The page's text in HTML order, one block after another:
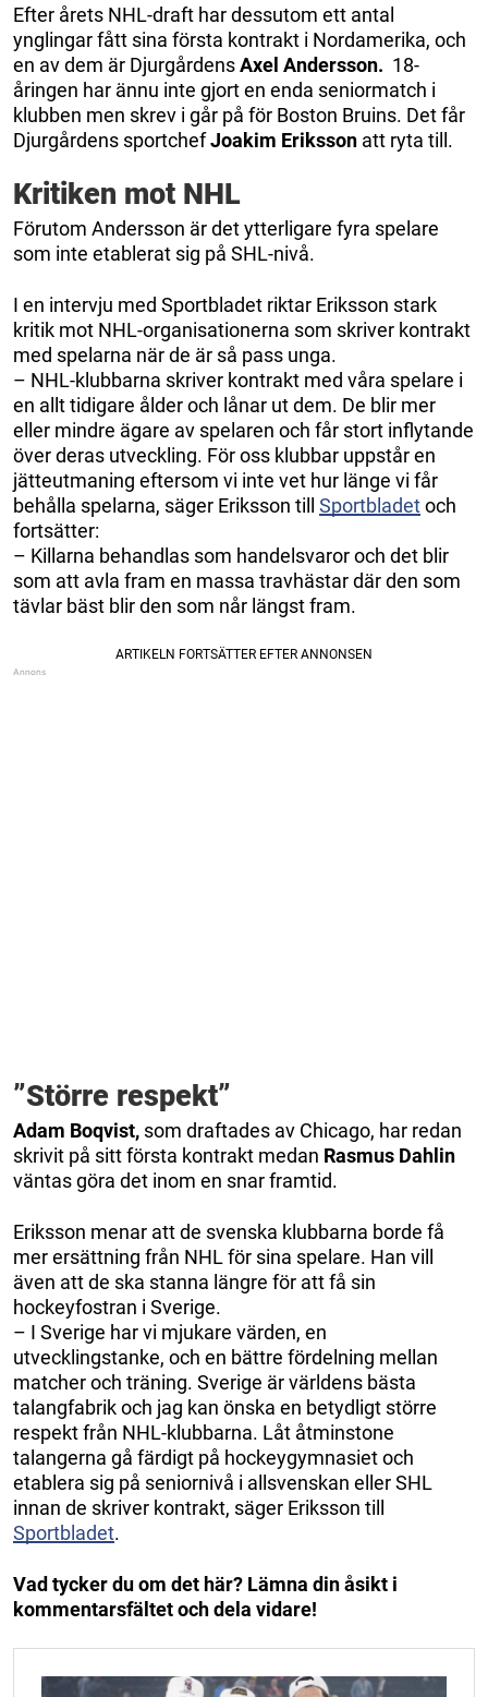
Efter årets NHL-draft har dessutom ett antal
ynglingar fått sina första kontrakt i Nordamerika, och
en av dem är DjurgårdensAxel Andersson. 18-
åringen har ännu inte gjort en enda seniormatch i
klubben men skrev i går på för Boston Bruins. Det får
Djurgårdens sportchefJoakim Eriksson att ryta till.
Kritiken mot NHL
Förutom Andersson är det ytterligare fyra spelare
som inte etablerat sig på SHL-nivå.
I en intervju med Sportbladet riktar Eriksson stark
kritik mot NHL-organisationerna som skriver kontrakt
med spelarna när de är så pass unga.
– NHL-klubbarna skriver kontrakt med våra spelare i
en allt tidigare ålder och lånar ut dem. De blir mer
eller mindre ägare av spelaren och får stort inflytande
över deras utveckling. För oss klubbar uppstår en
jätteutmaning eftersom vi inte vet hur länge vi får
behålla spelarna, säger Eriksson till Sportbladetoch
fortsätter:
– Killarna behandlas som handelsvaror och det blir
som att avla fram en massa travhästar där den som
tävlar bäst blir den som når längst fram.
”Större respekt”
Adam Boqvist, som draftades av Chicago, har redan
skrivit på sitt första kontrakt medan Rasmus Dahlin
väntas göra det inom en snar framtid.
Eriksson menar att de svenska klubbarna borde få
mer ersättning från NHL för sina spelare. Han vill
även att de ska stanna längre för att få sin
hockeyfostran i Sverige.
– I Sverige har vi mjukare värden, en
utvecklingstanke, och en bättre fördelning mellan
matcher och träning. Sverige är världens bästa
talangfabrik och jag kan önska en betydligt större
respekt från NHL-klubbarna. Låt åtminstone
talangerna gå färdigt på hockeygymnasiet och
etablera sig på seniornivå i allsvenskan eller SHL
innan de skriver kontrakt, säger Eriksson till
Sportbladet.
Vad tycker du om det här? Lämna din åsikt i
kommentarsfältet och dela vidare!